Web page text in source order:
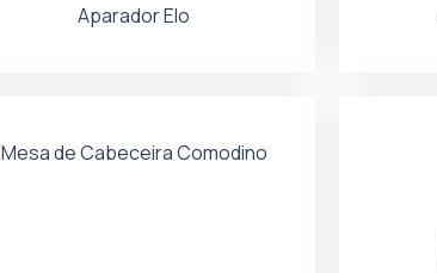
Aparador Elo
Mesa de Cabeceira Comodino